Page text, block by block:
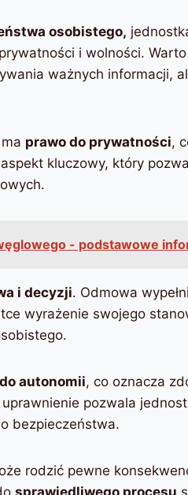
osobistego,
i wolności. Warto
ważnych informacji,
prawo do prywatności,
kluczowy, który
- podstawowe
i decyzji. Odmowa
wyrażenie swojego
autonomii, co oznacza
pozwala
bezpieczeństwa.
rodzić pewne
sprawiedliwego procesu